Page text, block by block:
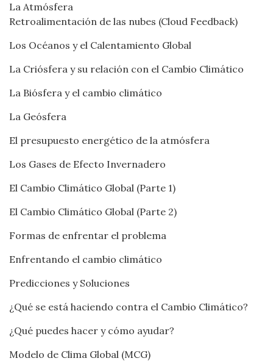
La Atmósfera
Retroalimentación de las nubes (Cloud Feedback)
Los Océanos y el Calentamiento Global
La Criósfera y su relación con el Cambio Climático
La Biósfera y el cambio climático
La Geósfera
El presupuesto energético de la atmósfera
Los Gases de Efecto Invernadero
El Cambio Climático Global (Parte 1)
El Cambio Climático Global (Parte 2)
Formas de enfrentar el problema
Enfrentando el cambio climático
Predicciones y Soluciones
¿Qué se está haciendo contra el Cambio Climático?
¿Qué puedes hacer y cómo ayudar?
Modelo de Clima Global (MCG)